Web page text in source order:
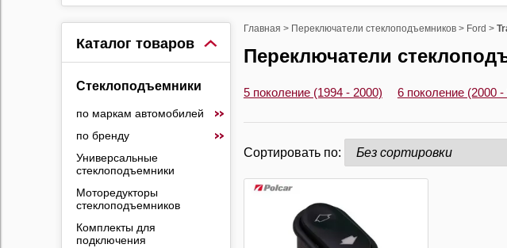
Каталог товаров
Стеклоподъемники
по маркам автомобилей
по бренду
Универсальные
стеклоподъемники
Моторедукторы
стеклоподъемников
Комплекты для
подключения
Главная > Переключатели стеклоподъемников > Ford >
Переключатели
5 поколение (1994 - 2000) 6 поколение (2000 -
Сортировать по: